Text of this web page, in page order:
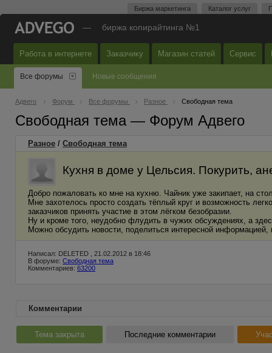
Биржа маркетинга Каталог услуг
— биржа копирайтинга №1
Работа в интернете Заказчику Магазин статей Сервис
Все форумы Новые сообщения
Адвего Форум Все форумы Разное Свободная тема
Свободная тема — Форум Адвего
Разное / Свободная тема
Кухня в доме у Цельсия. Покурить,
Добро пожаловать ко мне на кухню. Чайник уже закипает, на
Мне захотелось просто создать тёплый круг и возможность
заказчиков принять участие в этом лёгком безобразии.
Ну и кроме того, неудобно флудить в чужих обсуждениях, а
Можно обсудить новости, поделиться интересной
Написал: DELETED , 21.02.2012 в 18:46
В форуме: Свободная тема
Комментариев: 63200
Комментарии
Тема закрыта Последние комментарии